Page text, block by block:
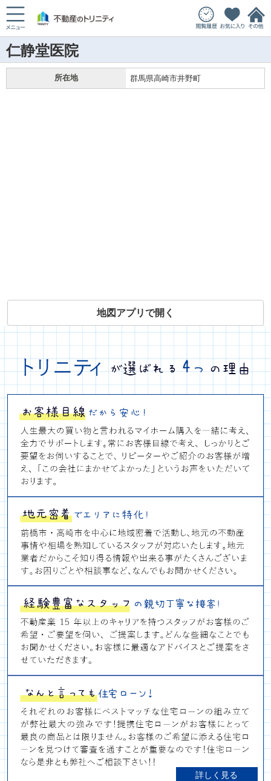
仁静堂医院
所在地 群馬県高崎市井野町
地図アプリで開く
詳しく見る